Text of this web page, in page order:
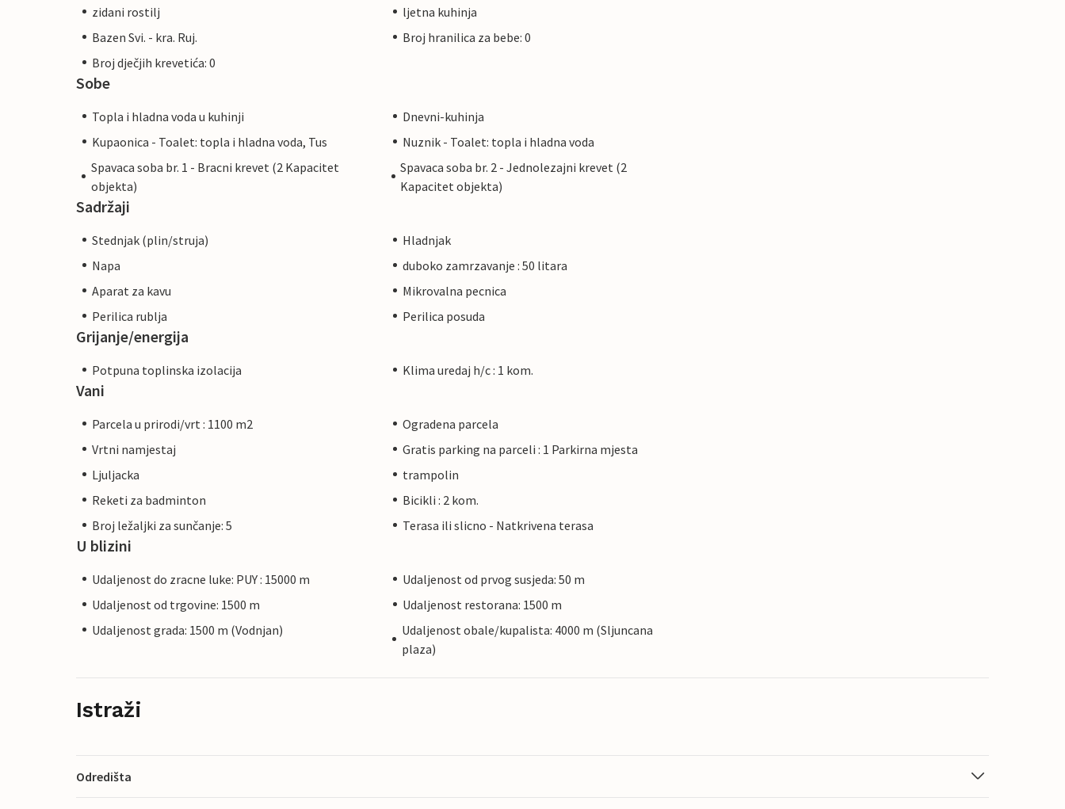
zidani rostilj
ljetna kuhinja
Bazen Svi. - kra. Ruj.
Broj hranilica za bebe: 0
Broj dječjih krevetića: 0
Sobe
Topla i hladna voda u kuhinji
Dnevni-kuhinja
Kupaonica - Toalet: topla i hladna voda, Tus
Nuznik - Toalet: topla i hladna voda
Spavaca soba br. 1 - Bracni krevet (2 Kapacitet
objekta)
Spavaca soba br. 2 - Jednolezajni krevet (2
Kapacitet objekta)
Sadržaji
Stednjak (plin/struja)
Hladnjak
Napa
duboko zamrzavanje : 50 litara
Aparat za kavu
Mikrovalna pecnica
Perilica rublja
Perilica posuda
Grijanje/energija
Potpuna toplinska izolacija Klima uredaj h/c : 1 kom.
Vani
Parcela u prirodi/vrt : 1100 m2
Ogradena parcela
Vrtni namjestaj
Gratis parking na parceli : 1 Parkirna mjesta
Ljuljacka
trampolin
Reketi za badminton
Bicikli : 2 kom.
Broj ležaljki za sunčanje: 5
Terasa ili slicno - Natkrivena terasa
U blizini
Udaljenost do zracne luke: PUY : 15000 m
Udaljenost od prvog susjeda: 50 m
Udaljenost od trgovine: 1500 m
Udaljenost restorana: 1500 m
Udaljenost grada: 1500 m (Vodnjan)
Udaljenost obale/kupalista: 4000 m (Sljuncana
plaza)
Istraži
Odredišta